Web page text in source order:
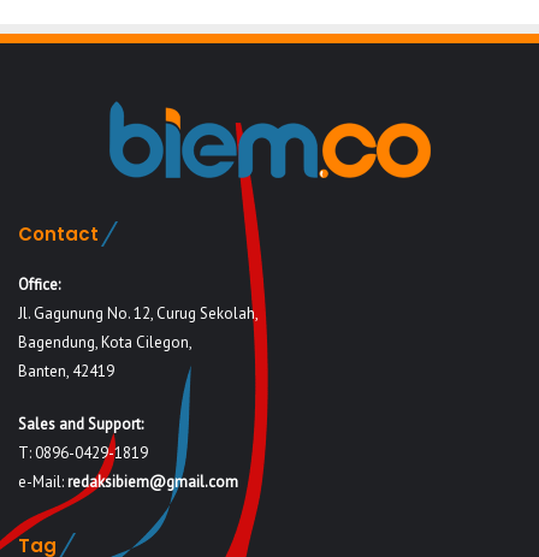
Contact
Office:
Jl. Gagunung No. 12, Curug Sekolah,
Bagendung, Kota Cilegon,
Banten, 42419
Sales and Support:
T: 0896-0429-1819
e-Mail:redaksibiem@gmail.com
Tag